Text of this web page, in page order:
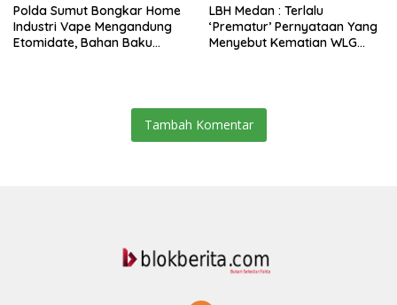
Polda Sumut Bongkar Home
Industri Vape Mengandung
Etomidate, Bahan Baku
LBH Medan : Terlalu
‘Prematur’ Pernyataan Yang
Menyebut Kematian WLG
Tambah Komentar